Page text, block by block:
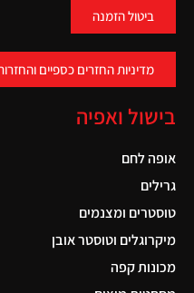
ביטול הזמנה
מדיניות החזרים כספיים
בישול ואפיה
אופה לחם
גרילים
טוסטרים ומצנמים
מיקרוגלים וטוסטר אובן
מכונות קפה